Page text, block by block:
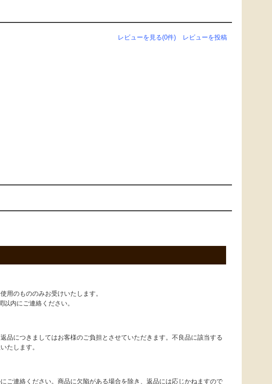
レビューを見る(0件) レビューを投稿
用のもののみお受けいたします。
以内にご連絡ください。
品につきましてはお客様のご負担とさせていただきます。不良品に該当する
たします。
ご連絡ください。商品に欠陥がある場合を除き、返品には応じかねますので